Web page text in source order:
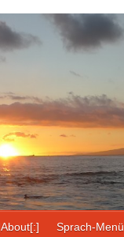
Sprach-Menü